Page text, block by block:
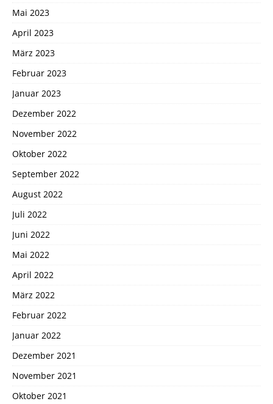
Mai 2023
April 2023
März 2023
Februar 2023
Januar 2023
Dezember 2022
November 2022
Oktober 2022
September 2022
August 2022
Juli 2022
Juni 2022
Mai 2022
April 2022
März 2022
Februar 2022
Januar 2022
Dezember 2021
November 2021
Oktober 2021